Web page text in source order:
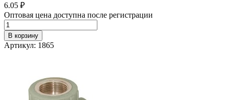
6.05 ₽
Оптовая цена доступна после регистрации
В корзину
Артикул: 1865